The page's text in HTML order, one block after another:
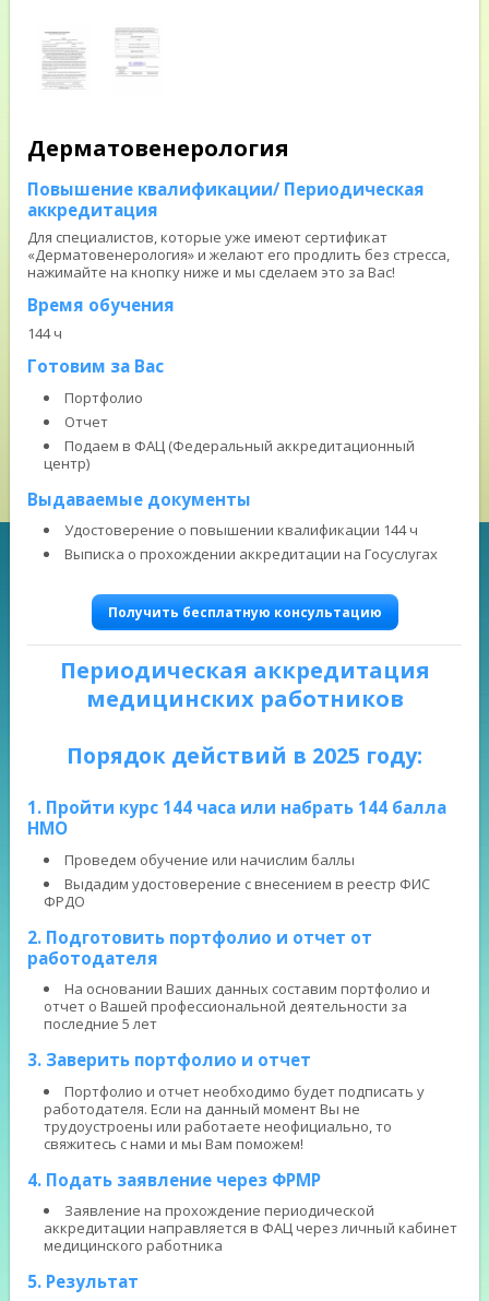
Дерматовенерология
Повышение квалификации/ Периодическая
аккредитация
Для специалистов, которые уже имеют сертификат
«Дерматовенерология» и желают его продлить без стресса,
нажимайте на кнопку ниже и мы сделаем это за Вас!
Время обучения
144 ч
Готовим за Вас
Портфолио
Отчет
Подаем в ФАЦ (Федеральный аккредитационный
центр)
Выдаваемые документы
Удостоверение о повышении квалификации 144 ч
Выписка о прохождении аккредитации на Госуслугах
Получить бесплатную консультацию
Периодическая аккредитация
медицинских работников
Порядок действий в 2025 году:
1. Пройти курс 144 часа или набрать 144 балла
НМО
Проведем обучение или начислим баллы
Выдадим удостоверение с внесением в реестр ФИС
ФРДО
2. Подготовить портфолио и отчет от
работодателя
На основании Ваших данных составим портфолио и
отчет о Вашей профессиональной деятельности за
последние 5 лет
3. Заверить портфолио и отчет
Портфолио и отчет необходимо будет подписать у
работодателя. Если на данный момент Вы не
трудоустроены или работаете неофициально, то
свяжитесь с нами и мы Вам поможем!
4. Подать заявление через ФРМР
Заявление на прохождение периодической
аккредитации направляется в ФАЦ через личный кабинет
медицинского работника
5. Результат